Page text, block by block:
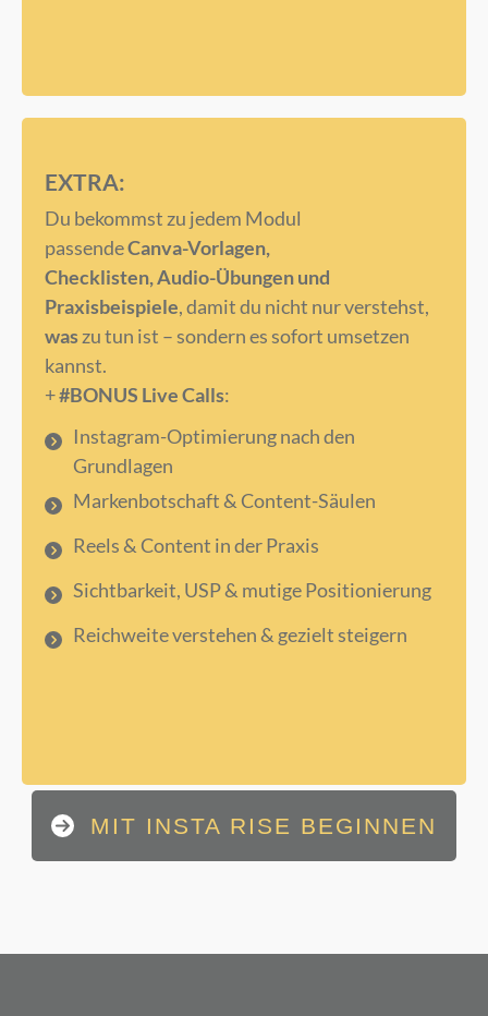
EXTRA:
Du bekommst zu jedem Modul
passendeCanva-Vorlagen,
Checklisten,Audio-Übungen und
Praxisbeispiele, damit du nicht nur verstehst,
waszu tun ist – sondern es sofort umsetzen
kannst.
+#BONUS Live Calls:
Instagram-Optimierung nach den
Grundlagen
Markenbotschaft & Content-Säulen
Reels & Content in der Praxis
Sichtbarkeit, USP & mutige Positionierung
Reichweite verstehen & gezielt steigern
MIT INSTA RISE BEGINNEN